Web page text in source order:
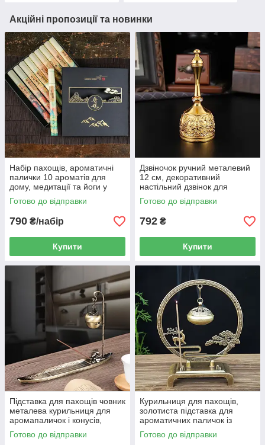
Акційні пропозиції та новинки
Набір пахощів, ароматичні
палички 10 ароматів для
дому, медитації та йоги у
подарунковій коробці 21 см
Готово до відправки
790 ₴/набір
Купити
Дзвіночок ручний металевий
12 см, декоративний
настільний дзвінок для
церемоній і подарунка,
золотистий
Готово до відправки
792 ₴
Купити
Підставка для пахощів човник
металева курильниця для
аромапаличок і конусів,
човен з рибалкою та
підвісною чашею 24 см
Готово до відправки
Курильниця для пахощів,
золотиста підставка для
ароматичних паличок із
підвісною чашею та декором
15,5 см
Готово до відправки